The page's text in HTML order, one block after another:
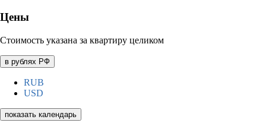
Цены
Стоимость указана за квартиру целиком
в рублях РФ
RUB
USD
показать календарь